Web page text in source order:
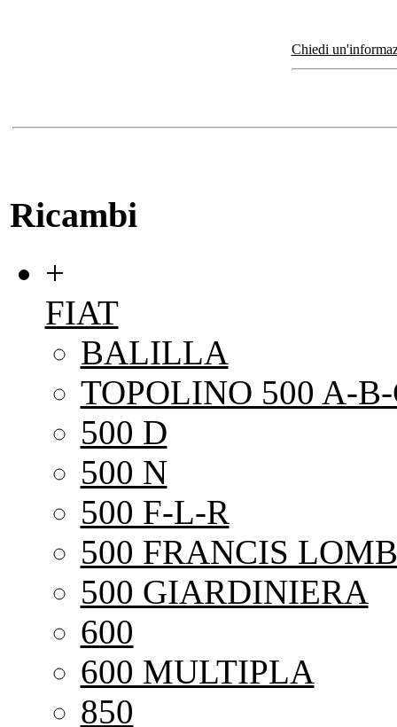
Chiedi
Ricambi
+
FIAT
BALILLA
TOPOLINO 500 A-
500 D
500 N
500 F-L-R
500 FRANCIS
500 GIARDINIERA
600
600 MULTIPLA
850